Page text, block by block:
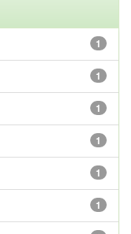
1
1
1
1
1
1